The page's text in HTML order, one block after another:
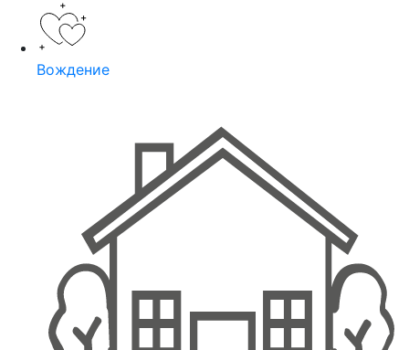
Вождение